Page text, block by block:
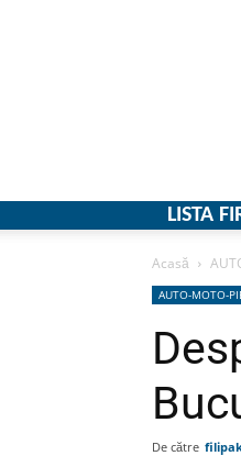
LISTA
Acasă
AUTO-MOTO-
De către